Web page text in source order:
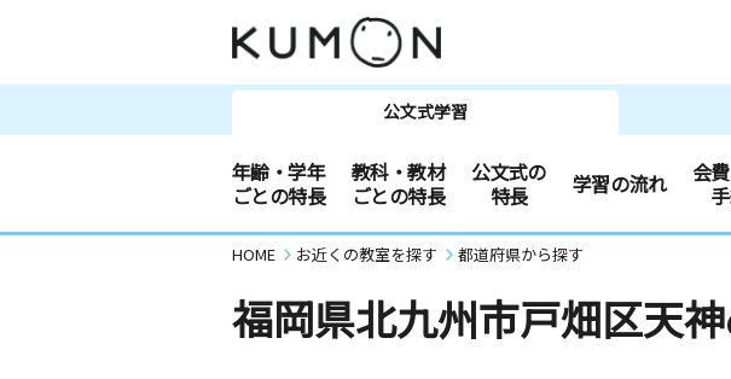
公文式学習
年齢・学年
ごとの特長
教科・教材
ごとの特長
公文式の
特長
学習の流れ
会
HOME お近くの教室を探す 都道府県から探す
福岡県北九州市戸畑区天神